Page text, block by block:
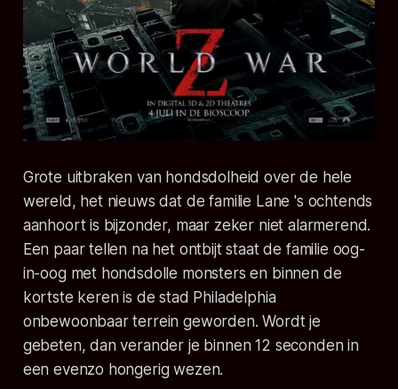
Grote uitbraken van hondsdolheid over de hele
wereld, het nieuws dat de familie Lane 's ochtends
aanhoort is bijzonder, maar zeker niet alarmerend.
Een paar tellen na het ontbijt staat de familie oog-
in-oog met hondsdolle monsters en binnen de
kortste keren is de stad Philadelphia
onbewoonbaar terrein geworden. Wordt je
gebeten, dan verander je binnen 12 seconden in
een evenzo hongerig wezen.